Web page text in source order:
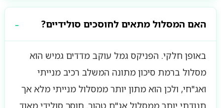
האם המסלול מתאים לחוסכים סולידיים?
באופן חלקי. הפניקס גמל עוקב מדדים גמיש הוא
מסלול ברמת סיכון מתונה המשלב רכיב מנייתי
ואג"חי, ולכן הוא מתון יותר ממסלול מנייתי מלא אך
תנודתי יותר ממסלול אג"ח טהור. חוסך סולידי מאוד